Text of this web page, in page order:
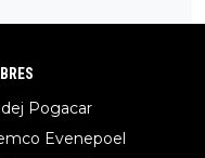
(Visma), 10. Vacek (Li
Pogacar
Evenepoel